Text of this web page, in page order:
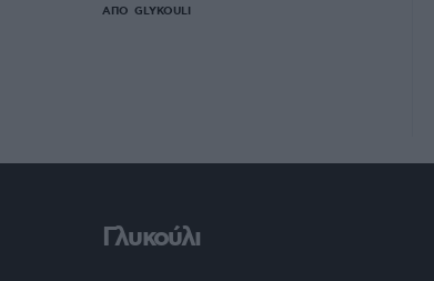
ΑΠΌ GLYKOULI
Γλυκούλι